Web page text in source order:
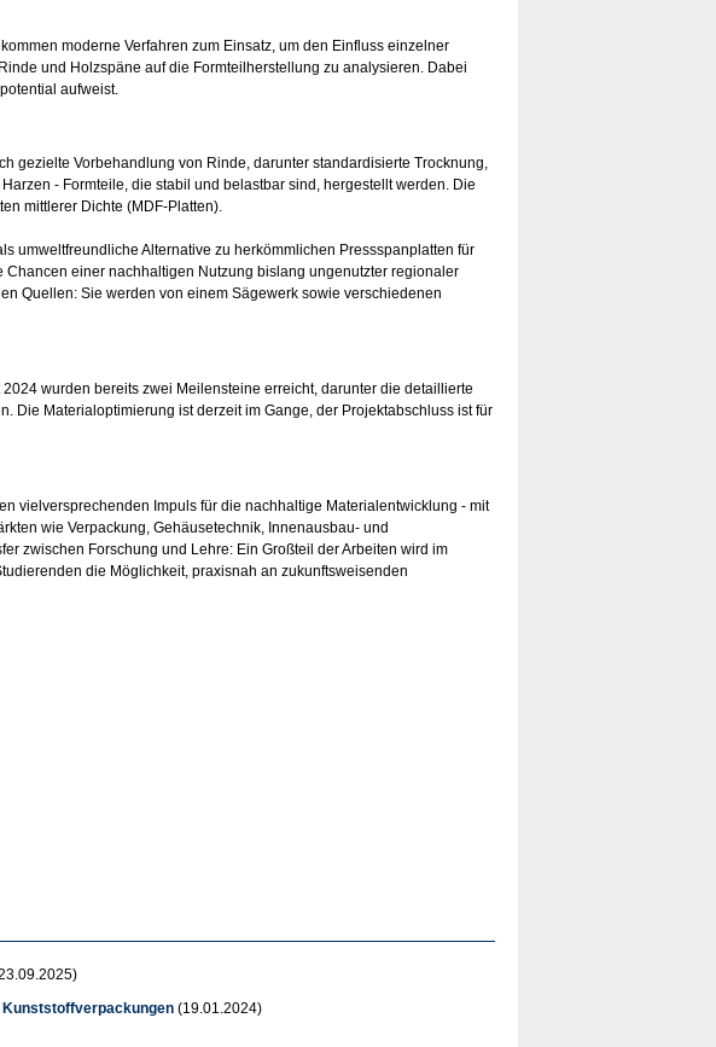
moderne Verfahren zum Einsatz, um den Einfluss einzelner
und Holzspäne auf die Formteilherstellung zu analysieren. Dabei
aufweist.
gezielte Vorbehandlung von Rinde, darunter standardisierte Trocknung,
- Formteile, die stabil und belastbar sind, hergestellt werden. Die
mittlerer Dichte (MDF-Platten).
umweltfreundliche Alternative zu herkömmlichen Pressspanplatten für
einer nachhaltigen Nutzung bislang ungenutzter regionaler
Quellen: Sie werden von einem Sägewerk sowie verschiedenen
wurden bereits zwei Meilensteine erreicht, darunter die detaillierte
Die Materialoptimierung ist derzeit im Gange, der Projektabschluss ist für
vielversprechenden Impuls für die nachhaltige Materialentwicklung - mit
wie Verpackung, Gehäusetechnik, Innenausbau- und
zwischen Forschung und Lehre: Ein Großteil der Arbeiten wird im
die Möglichkeit, praxisnah an zukunftsweisenden
(19.01.2024)